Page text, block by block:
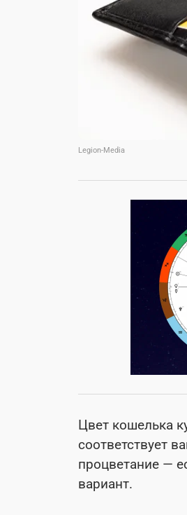
Legion-Media
Цвет кошелька
соответствует
процветание —
вариант.